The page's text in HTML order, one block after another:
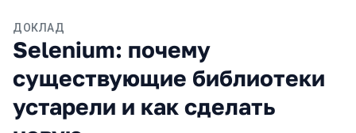
ДОКЛАД
Selenium: почему
существующие библиотеки
устарели и как сделать